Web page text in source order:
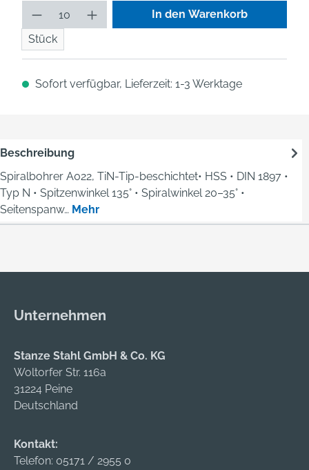
Produkt Anzahl: Gib den
Stück
In den Warenkorb
Sofort verfügbar, Lieferzeit: 1-3 Werktage
Beschreibung
Spiralbohrer A022, TiN-Tip-beschichtet• HSS • DIN 1897 •
Typ N • Spitzenwinkel 135° • Spiralwinkel 20–35° •
Seitenspanw… Mehr
Unternehmen
Stanze Stahl GmbH & Co. KG
Woltorfer Str. 116a
31224 Peine
Deutschland
Kontakt:
Telefon: 05171 / 2955 0